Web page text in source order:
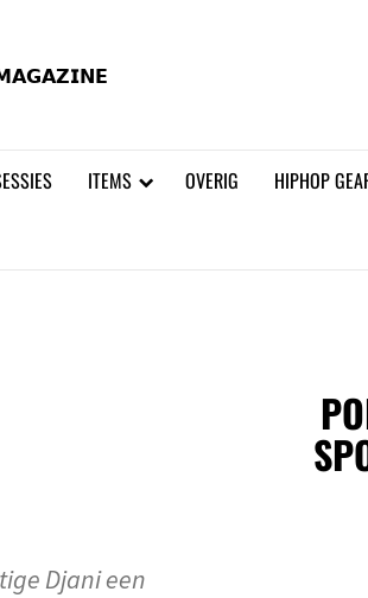
ITEMS OVERIG HIPHOP
Djani een